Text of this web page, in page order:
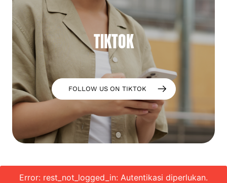
TIKTOK
FOLLOW US ON TIKTOK
Error: rest_not_logged_in: Autentikasi diperlukan.